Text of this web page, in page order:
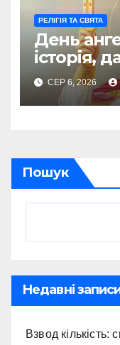
РЕЛІГІЯ ТА СВЯТА
День
історія,
традиції
СЕР 6, 2026
Пошук
Недавні
Взвод кількість: